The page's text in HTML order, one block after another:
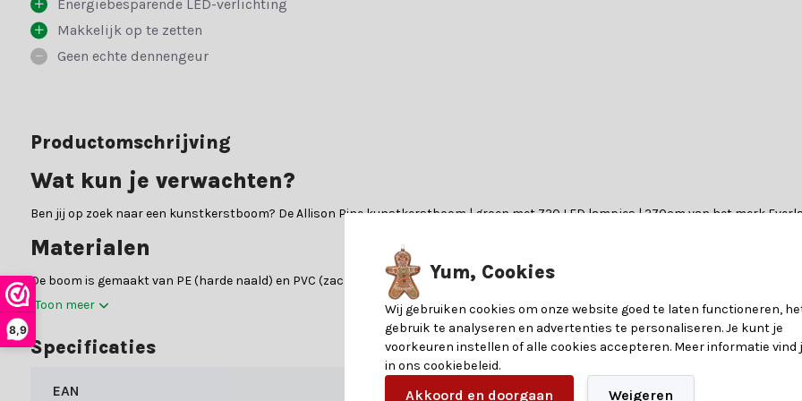
8,9
Energiebesparende LED-verlichting
Makkelijk op te zetten
Geen echte dennengeur
Productomschrijving
Wat kun je verwachten?
Ben jij op zoek naar een kunstkerstboom? De Allison Pine kunstkerstboom | groen met 720 LED lampjes | 270cm van het merk
Materialen
De boom is gemaakt van PE (harde naald) en PVC (zachte naald).
PE en PVC:
PE, beter bekend als polyethyleen, is over het algemeen iets duurder dan PVC (polyvinylchloride). Bij de mooiste
materialen. Beide materialen hebben hun eigen unieke eigenschappen. Een van de voordelen van PE is dat het in mallen kan
dat het meest op een echte kerstboom lijkt. PVC heeft de eigenschap dat het dichter op elkaar kan worden geplaatst, wat
kunstkerstboom | groen met 720 LED lampjes | 270cm is een combinatie van deze materialen gebruikt, wat zorgt voor een
Toon meer
Specificaties
EAN 8720194655092
Yum, Cookies
Wij gebruiken cookies om onze website goed te laten functioneren,
gebruik te analyseren en advertenties te personaliseren. Je kunt je
voorkeuren instellen of alle cookies accepteren. Meer informatie vind
in ons cookiebeleid.
Akkoord en doorgaan
Weigeren